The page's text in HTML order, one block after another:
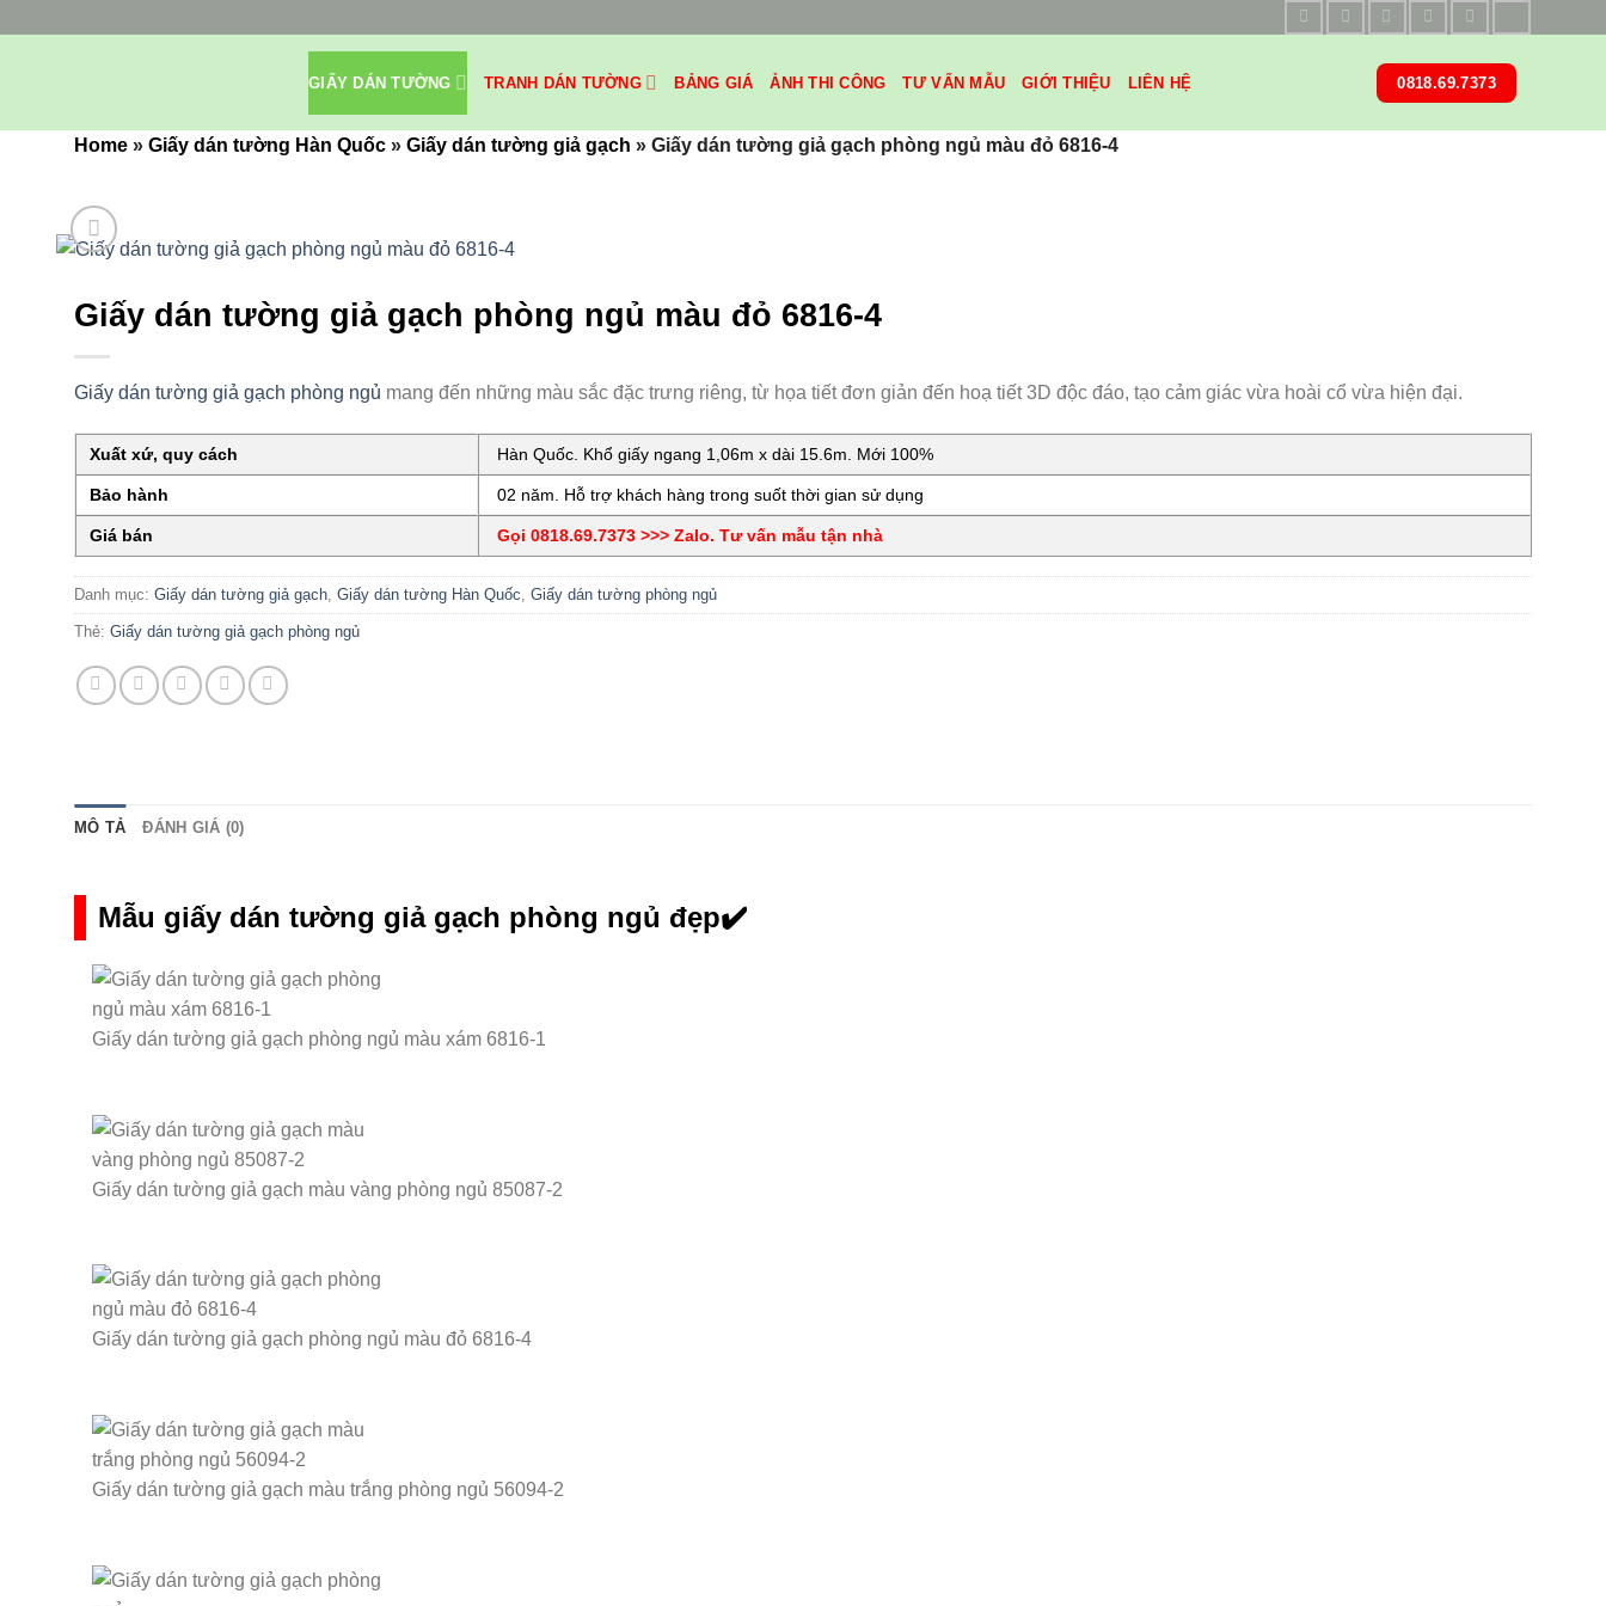
GIẤY DÁN TƯỜNG TRANH DÁN TƯỜNG BẢNG GIÁ ẢNH THI CÔNG TƯ VẤN MẪU GIỚI THIỆU LIÊN HỆ 0818.69.7373
Home » Giấy dán tường Hàn Quốc » Giấy dán tường giả gạch » Giấy dán tường giả gạch phòng ngủ màu đỏ 6816-4
Giấy dán tường giả gạch phòng ngủ màu đỏ 6816-4
Giấy dán tường giả gạch phòng ngủ mang đến những màu sắc đặc trưng riêng, từ họa tiết đơn giản đến hoạ tiết 3D độc đáo, tạo cảm giác vừa hoài cổ vừa hiện đại.
Xuất xứ, quy cách Hàn Quốc. Khổ giấy ngang 1,06m x dài 15.6m. Mới 100%
Bảo hành 02 năm. Hỗ trợ khách hàng trong suốt thời gian sử dụng
Giá bán Gọi 0818.69.7373 >>> Zalo. Tư vấn mẫu tận nhà
Danh mục: Giấy dán tường giả gạch Giấy dán tường Hàn Quốc Giấy dán tường phòng ngủ
Thẻ: Giấy dán tường giả gạch phòng ngủ
MÔ TẢ ĐÁNH GIÁ (0)
Mẫu giấy dán tường giả gạch phòng ngủ đẹp✔️
Giấy dán tường giả gạch phòng ngủ màu xám 6816-1
Giấy dán tường giả gạch màu vàng phòng ngủ 85087-2
Giấy dán tường giả gạch phòng ngủ màu đỏ 6816-4
Giấy dán tường giả gạch màu trắng phòng ngủ 56094-2